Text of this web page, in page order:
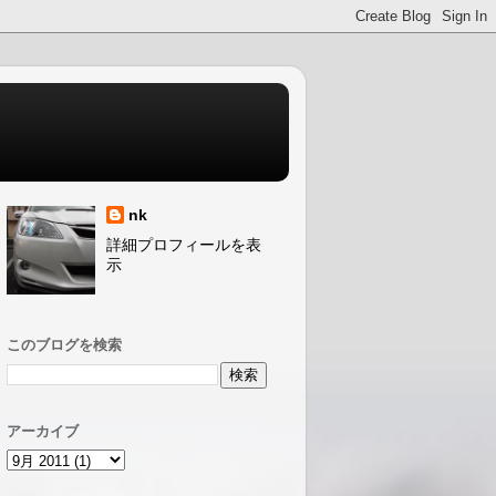
nk
詳細プロフィールを表
示
このブログを検索
アーカイブ